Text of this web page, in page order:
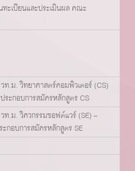
ทะเบียนและประเมินผล คณะ
.ม. วิทยาศาสตร์คอมพิวเตอร์ (CS)
ะกอบการสมัครหลักสูตร CS
.ม. วิศวกรรมซอฟต์แวร์ (SE) –
กอบการสมัครหลักสูตร SE